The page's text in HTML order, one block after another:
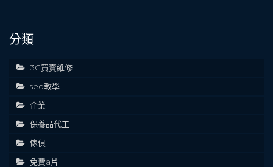
分類
3C買賣維修
seo教學
企業
保養品代工
傢俱
免費a片